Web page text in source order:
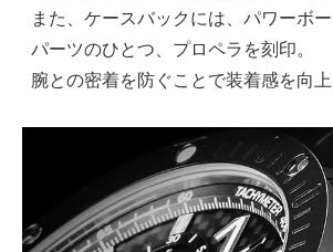
また、ケースバックには、パワーボ
パーツのひとつ、プロペラを刻印。
腕との密着を防ぐことで装着感を向上